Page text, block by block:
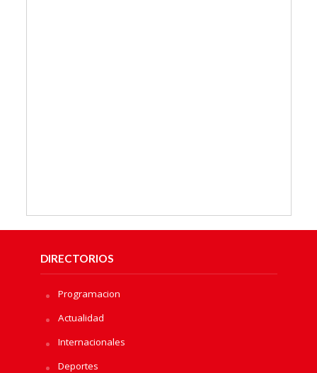
DIRECTORIOS
Programacion
Actualidad
Internacionales
Deportes